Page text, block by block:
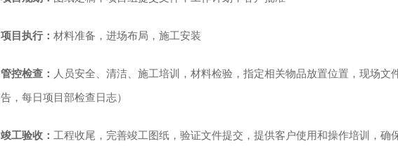
项目执行： 材料准备，进场布局，施工安装
管控检查： 人员安全、清洁、施工培训，材料检验，指定相关物品放置位置，现场文
告，每日项目部检查日志）
竣工验收： 工程收尾，完善竣工图纸，验证文件提交，提供客户使用和操作培训，确